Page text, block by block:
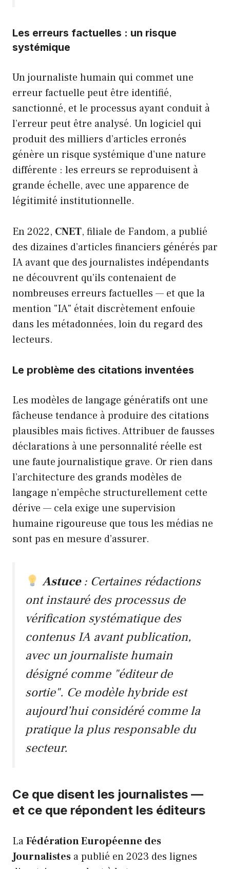
Les erreurs factuelles : un risque
systémique
Un journaliste humain qui commet une
erreur factuelle peut être identifié,
sanctionné, et le processus ayant conduit à
l’erreur peut être analysé. Un logiciel qui
produit des milliers d’articles erronés
génère un risque systémique d’une nature
différente : les erreurs se reproduisent à
grande échelle, avec une apparence de
légitimité institutionnelle.
En 2022, CNET, filiale de Fandom, a publié
des dizaines d’articles financiers générés par
IA avant que des journalistes indépendants
ne découvrent qu’ils contenaient de
nombreuses erreurs factuelles — et que la
mention "IA" était discrètement enfouie
dans les métadonnées, loin du regard des
lecteurs.
Le problème des citations inventées
Les modèles de langage génératifs ont une
fâcheuse tendance à produire des citations
plausibles mais fictives. Attribuer de fausses
déclarations à une personnalité réelle est
une faute journalistique grave. Or rien dans
l’architecture des grands modèles de
langage n’empêche structurellement cette
dérive — cela exige une supervision
humaine rigoureuse que tous les médias ne
sont pas en mesure d’assurer.
Astuce: Certaines rédactions
ont instauré des processus de
vérification systématique des
contenus IA avant publication,
avec un journaliste humain
désigné comme "éditeur de
sortie". Ce modèle hybride est
aujourd’hui considéré comme la
pratique la plus responsable du
secteur.
Ce que disent les journalistes —
et ce que répondent les éditeurs
LaFédération Européenne des
Journalistes a publié en 2023 des lignes